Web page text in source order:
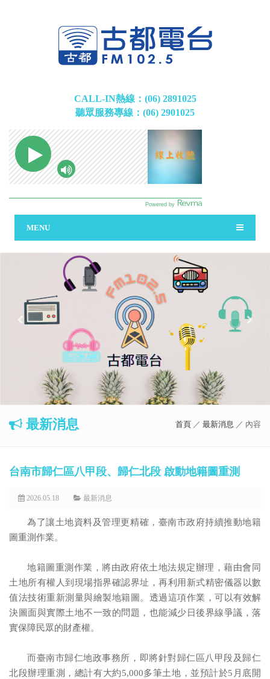
CALL-IN熱線：(06) 2891025
聽眾服務專線：(06) 2901025
MENU
最新消息 首頁 ／ 最新消息 ／ 內容
台南市歸仁區八甲段、歸仁北段 啟動地籍圖重測
2026.05.18 最新消息
為了讓土地資料及管理更精確，臺南市政府持續推動地籍
圖重測作業。
地籍圖重測作業，將由政府依土地法規定辦理，藉由會同
土地所有權人到現場指界確認界址，再利用新式精密儀器以數
值法技術重新測量與繪製地籍圖。透過這項作業，可以有效解
決圖面與實際土地不一致的問題，也能減少日後界線爭議，落
實保障民眾的財產權。
而臺南市歸仁地政事務所，即將針對歸仁區八甲段及歸仁
北段辦理重測，總計有大約5,000多筆土地，並預計於5月底開